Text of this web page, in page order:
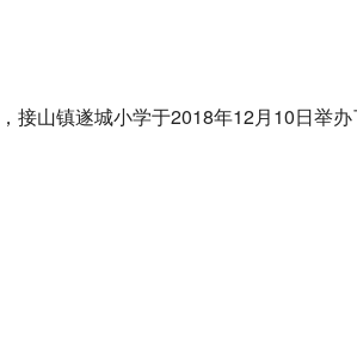
山镇遂城小学于2018年12月10日举办